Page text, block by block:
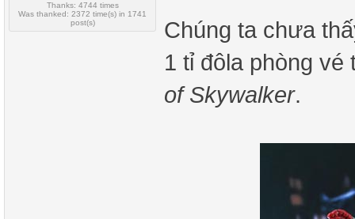
Thanks: 4744 times
Was thanked: 2372 time(s) in 1741
post(s)
Chúng ta chưa
1 tỉ đôla phòng
of Skywalker.